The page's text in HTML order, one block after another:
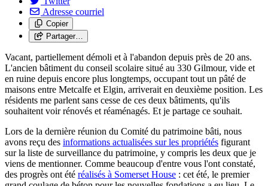
Adresse courriel
Copier
Partager…
Vacant, partiellement démoli et à l'abandon depuis près de 20 ans.
L'ancien bâtiment du conseil scolaire situé au 330 Gilmour, vide et
en ruine depuis encore plus longtemps, occupant tout un pâté de
maisons entre Metcalfe et Elgin, arriverait en deuxième position. Les
résidents me parlent sans cesse de ces deux bâtiments, qu'ils
souhaitent voir rénovés et réaménagés. Et je partage ce souhait.
Lors de la dernière réunion du Comité du patrimoine bâti, nous
avons reçu des informations actualisées sur les propriétés figurant
sur la liste de surveillance du patrimoine, y compris les deux que je
viens de mentionner. Comme beaucoup d'entre vous l'ont constaté,
des progrès ont été réalisés à Somerset House : cet été, le premier